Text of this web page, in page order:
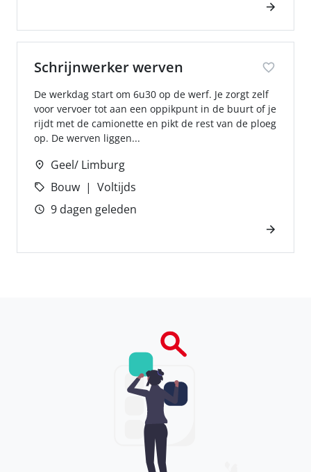
Schrijnwerker werven
De werkdag start om 6u30 op de werf. Je zorgt zelf
voor vervoer tot aan een oppikpunt in de buurt of je
rijdt met de camionette en pikt de rest van de ploeg
op. De werven liggen...
Geel/ Limburg
Bouw
Voltijds
9 dagen geleden